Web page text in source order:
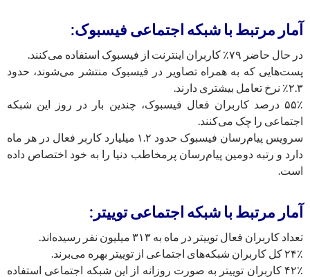
آمار مرتبط با شبکه اجتماعی فیسبوک:
در حال حاضر ۷۹٪ کاربران اینترنت از فیسبوک استفاده می‌کنند.
پست‌هایی که به همراه تصاویر در فیسبوک منتشر می‌شوند، حدود
۲.۳٪ نرخ تعامل بیشتری دارند.
۵۵٪ درصد کاربران فعال فیسبوک، چندین بار در روز این شبکه
اجتماعی را چک می‌کنند.
سرویس پیام‌رسان فیسبوک حدود ۱.۲ میلیارد کاربر فعال در هر ماه
دارد و رتبه دومین پیام‌رسان پرمخاطب دنیا را به خود اختصاص داده
است.
آمار مرتبط با شبکه اجتماعی توییتر:
تعداد کاربران فعال توییتر در ماه به ۳۱۳ میلیون نفر رسیده‌اند.
۲۴٪ کل کاربران شبکه‌های اجتماعی از توییتر بهره می‌برند.
۴۲٪ کاربران توییتر به صورت روزانه از این شبکه اجتماعی استفاده